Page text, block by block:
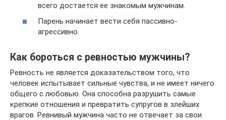
всего достается ее знакомым мужчинам.
Парень начинает вести себя пассивно-
агрессивно.
Как бороться с ревностью мужчины?
Ревность не является доказательством того, что
человек испытывает сильные чувства, и не имеет ничего
общего с любовью. Она способна разрушить самые
крепкие отношения и превратить супругов в злейших
врагов. Ревнивый мужчина часто не отвечает за свои